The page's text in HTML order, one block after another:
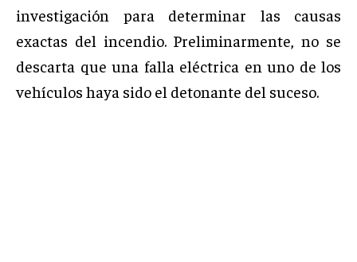
investigación para determinar las causas
exactas del incendio. Preliminarmente, no se
descarta que una falla eléctrica en uno de los
vehículos haya sido el detonante del suceso.